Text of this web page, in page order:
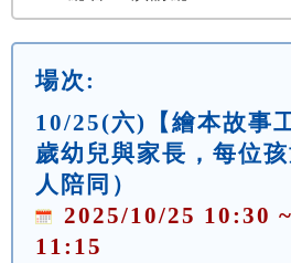
場次:
10/25(六)【繪本故事
歲幼兒與家長，每位
人陪同）
2025/10/25 10:30
11:15